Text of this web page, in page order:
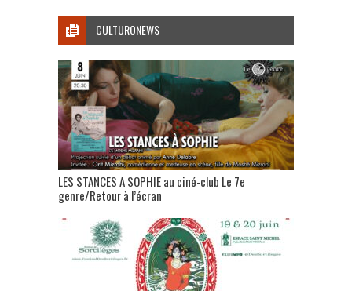
CULTURONEWS
LES STANCES A SOPHIE au ciné-club Le 7e
genre/Retour à l’écran